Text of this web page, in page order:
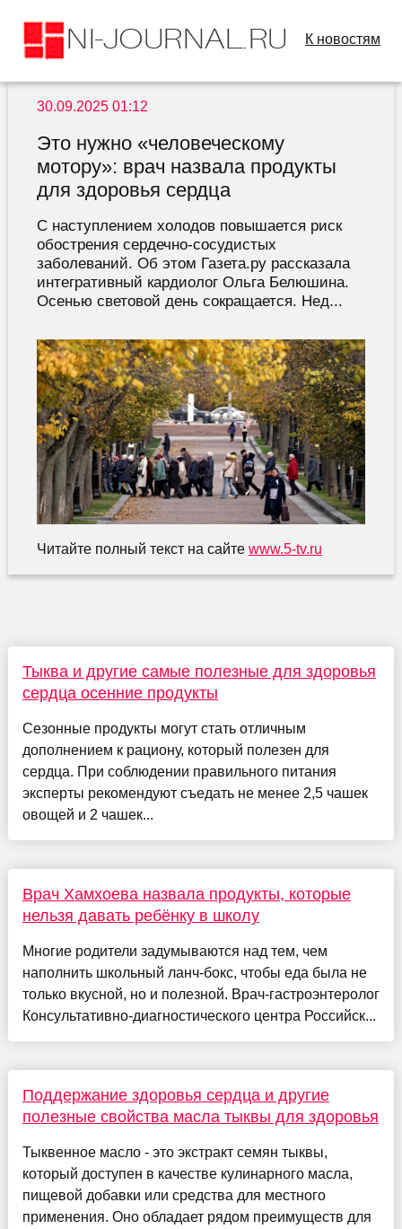
К новостям
30.09.2025 01:12
Это нужно «человеческому
мотору»: врач назвала продукты
для здоровья сердца
С наступлением холодов повышается риск
обострения сердечно-сосудистых
заболеваний. Об этом Газета.ру рассказала
интегративный кардиолог Ольга Белюшина.
Осенью световой день сокращается. Нед...
Читайте полный текст на сайте www.5-tv.ru
Тыква и другие самые полезные для здоровья
сердца осенние продукты
Сезонные продукты могут стать отличным
дополнением к рациону, который полезен для
сердца. При соблюдении правильного питания
эксперты рекомендуют съедать не менее 2,5 чашек
овощей и 2 чашек...
Врач Хамхоева назвала продукты, которые
нельзя давать ребёнку в школу
Многие родители задумываются над тем, чем
наполнить школьный ланч-бокс, чтобы еда была не
только вкусной, но и полезной. Врач-гастроэнтеролог
Консультативно-диагностического центра Российск...
Поддержание здоровья сердца и другие
полезные свойства масла тыквы для здоровья
Тыквенное масло - это экстракт семян тыквы,
который доступен в качестве кулинарного масла,
пищевой добавки или средства для местного
применения. Оно обладает рядом преимуществ для